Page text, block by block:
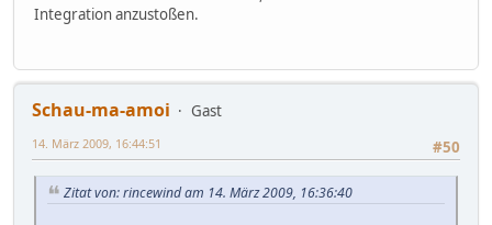
Integration anzustoßen.
Schau-ma-amoi
Gast
#50
14. März 2009, 16:44:51
Zitat von: rincewind am 14. März 2009, 16:36:40